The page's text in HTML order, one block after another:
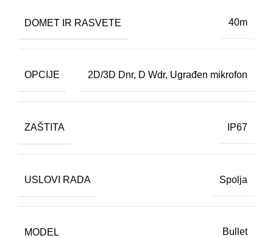
DOMET IR RASVETE 40m
OPCIJE 2D/3D Dnr, D Wdr, Ugrađen mikrofon
ZAŠTITA IP67
USLOVI RADA Spolja
MODEL Bullet